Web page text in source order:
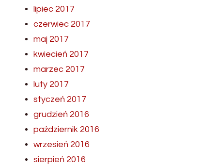
lipiec 2017
czerwiec 2017
maj 2017
kwiecień 2017
marzec 2017
luty 2017
styczeń 2017
grudzień 2016
październik 2016
wrzesień 2016
sierpień 2016